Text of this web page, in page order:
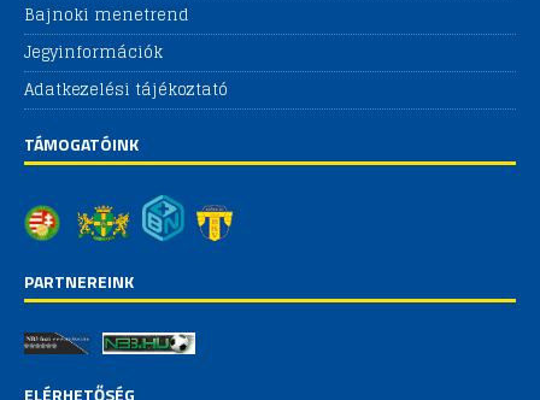
Bajnoki menetrend
Jegyinformációk
Adatkezelési tájékoztató
TÁMOGATÓINK
PARTNEREINK
ELÉRHETŐSÉG